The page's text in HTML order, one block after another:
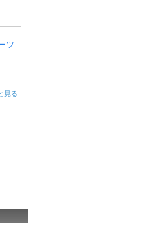
ツ
見る